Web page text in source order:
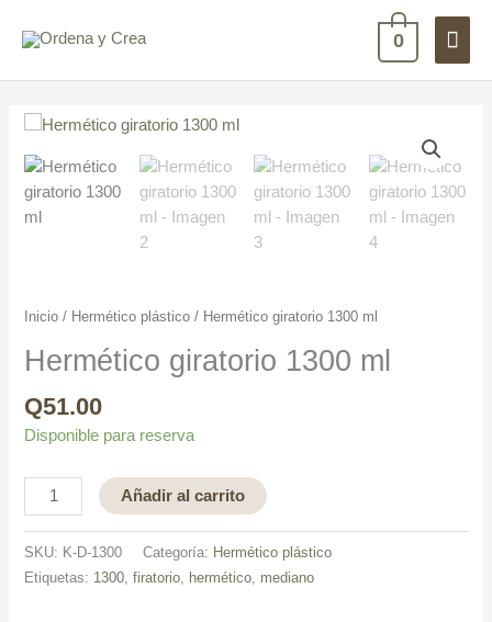
0
Inicio / Hermético plástico / Hermético giratorio 1300 ml
Hermético giratorio 1300 ml
Q51.00
Disponible para reserva
Hermético
1300
ml
cantidad
Añadir al carrito
SKU: K-D-1300 Categoría: Hermético plástico
Etiquetas: 1300 ,firatorio hermético mediano